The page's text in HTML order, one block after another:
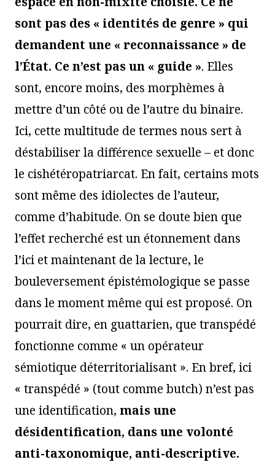
sont pas des « identités de genre » qui
demandent une « reconnaissance » de
l’État. Ce n’est pas un « guide ». Elles
sont, encore moins, des morphèmes à
mettre d’un côté ou de l’autre du binaire.
Ici, cette multitude de termes nous sert à
déstabiliser la différence sexuelle – et donc
le cishétéropatriarcat. En fait, certains mots
sont même des idiolectes de l’auteur,
comme d’habitude. On se doute bien que
l’effet recherché est un étonnement dans
l’ici et maintenant de la lecture, le
bouleversement épistémologique se passe
dans le moment même qui est proposé. On
pourrait dire, en guattarien, que transpédé
fonctionne comme « un opérateur
sémiotique déterritorialisant ». En bref, ici
« transpédé » (tout comme butch) n’est pas
une identification, mais une
désidentification, dans une volonté
anti-taxonomique, anti-descriptive.